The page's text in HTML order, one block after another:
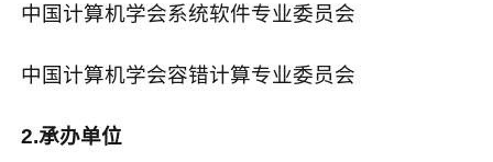
中国计算机学会系统软件专业委员会
中国计算机学会容错计算专业委员会
2.承办单位